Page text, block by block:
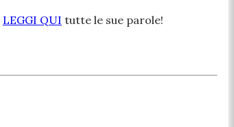
LEGGI QUI tutte le sue parole!